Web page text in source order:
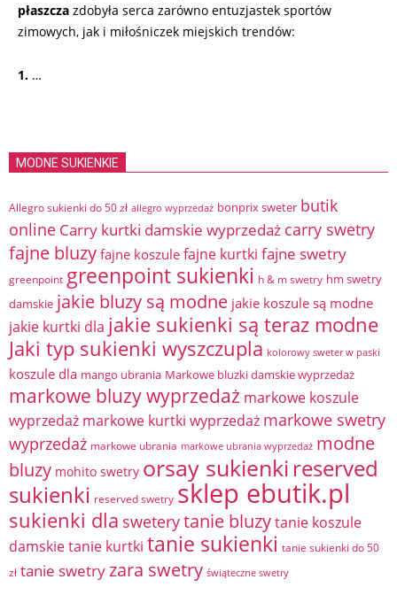
płaszcza zdobyła serca zarówno entuzjastek sportów
zimowych, jak i miłośniczek miejskich trendów:
1. …
MODNE SUKIENKIE
Allegro sukienki do 50 zł allegro wyprzedaż bonprix sweter butik
online Carry kurtki damskie wyprzedaż carry swetry
fajne bluzy fajne koszule fajne kurtki fajne swetry
greenpoint greenpoint sukienki h & m swetry hm swetry
damskie jakie bluzy są modne jakie koszule są modne
jakie kurtki dla jakie sukienki są teraz modne
Jaki typ sukienki wyszczupla kolorowy sweter w paski
koszule dla mango ubrania Markowe bluzki damskie wyprzedaż
markowe bluzy wyprzedaż markowe koszule
wyprzedaż markowe kurtki wyprzedaż markowe swetry
wyprzedaż markowe ubrania markowe ubrania wyprzedaż modne
bluzy mohito swetry orsay sukienki reserved
sukienki reserved swetry sklep ebutik.pl
sukienki dla sweterytanie bluzytanie koszule
damskietanie kurtki tanie sukienki tanie sukienki do 50
zł tanie swetryzara swetry świąteczne swetry